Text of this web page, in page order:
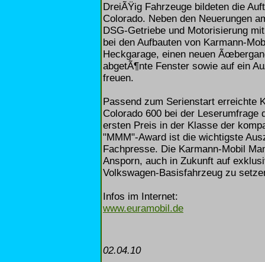
DreiÃŸig Fahrzeuge bildeten die
Colorado. Neben den Neuerungen
DSG-Getriebe und Motorisierung
bei den Aufbauten von Karmann-
Heckgarage, einen neuen
abgetÃ¶nte Fenster sowie auf ein
freuen.
Passend zum Serienstart erreichte
Colorado 600 bei der
ersten Preis in der Klasse der
"MMM"-Award ist die wichtigste
Fachpresse. Die Karmann-Mobil
Ansporn, auch in Zukunft auf
Volkswagen-Basisfahrzeug zu
Infos im Internet:
www.euramobil.de
02.04.10